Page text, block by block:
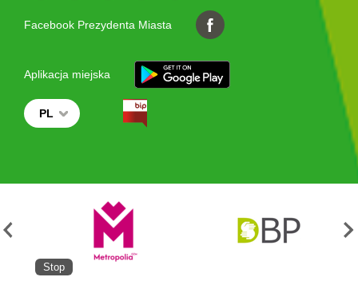
Facebook Prezydenta Miasta
Aplikacja miejska
PL
Stop